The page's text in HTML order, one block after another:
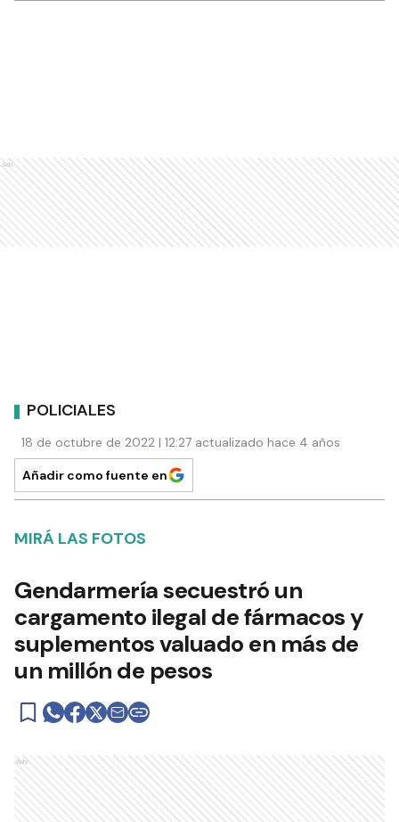
Ads
POLICIALES
18 de octubre de 2022 | 12:27 actualizado hace 4 años
Añadir como fuente en
MIRÁ LAS FOTOS
Gendarmería secuestró un
cargamento ilegal de fármacos y
suplementos valuado en más de
un millón de pesos
Ads